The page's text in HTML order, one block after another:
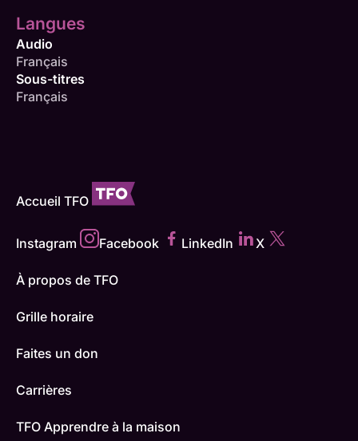
Langues
Audio
Français
Sous-titres
Français
Accueil TFO
Instagram Facebook LinkedIn X
À propos de TFO
Grille horaire
Faites un don
Carrières
TFO Apprendre à la maison